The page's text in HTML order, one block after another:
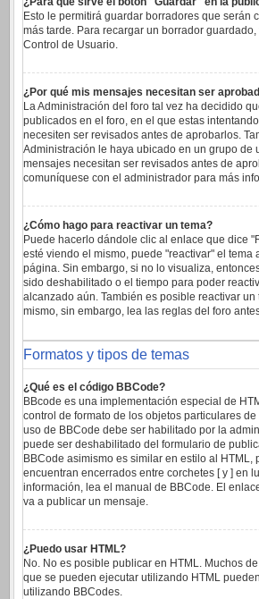
Esto le permitirá guardar borradores que serán
más tarde. Para recargar un borrador
Control de Usuario.
¿Por qué mis mensajes necesitan ser
La Administración del foro tal vez ha decidido
publicados en el foro, en el que estas
necesiten ser revisados antes de aprobarlos.
Administración le haya ubicado en un grupo de
mensajes necesitan ser revisados antes de
comuníquese con el administrador para más
¿Cómo hago para reactivar un tema?
Puede hacerlo dándole clic al enlace que dice
esté viendo el mismo, puede "reactivar" el tema
página. Sin embargo, si no lo visualiza,
sido deshabilitado o el tiempo para poder
alcanzado aún. También es posible reactivar un
mismo, sin embargo, lea las reglas del foro
Formatos y tipos de temas
¿Qué es el código BBCode?
BBcode es una implementación especial de
control de formato de los objetos particulares
uso de BBCode debe ser habilitado por la
puede ser deshabilitado del formulario de
BBCode asimismo es similar en estilo al HTML,
encuentran encerrados entre corchetes [ y ] en
información, lea el manual de BBCode. El
va a publicar un mensaje.
¿Puedo usar HTML?
No. No es posible publicar en HTML. Muchos
que se pueden ejecutar utilizando HTML
utilizando BBCodes.